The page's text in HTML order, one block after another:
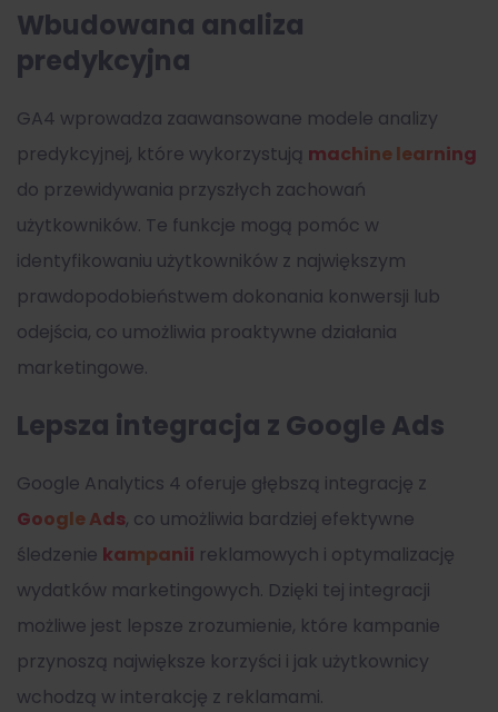
Wbudowana analiza
predykcyjna
GA4 wprowadza zaawansowane modele analizy
predykcyjnej, które wykorzystują machine learning
do przewidywania przyszłych zachowań
użytkowników. Te funkcje mogą pomóc w
identyfikowaniu użytkowników z największym
prawdopodobieństwem dokonania konwersji lub
odejścia, co umożliwia proaktywne działania
marketingowe.
Lepsza integracja z Google Ads
Google Analytics 4 oferuje głębszą integrację z
Google Ads, co umożliwia bardziej efektywne
śledzenie kampanii reklamowych i optymalizację
wydatków marketingowych. Dzięki tej integracji
możliwe jest lepsze zrozumienie, które kampanie
przynoszą największe korzyści i jak użytkownicy
wchodzą w interakcję z reklamami.